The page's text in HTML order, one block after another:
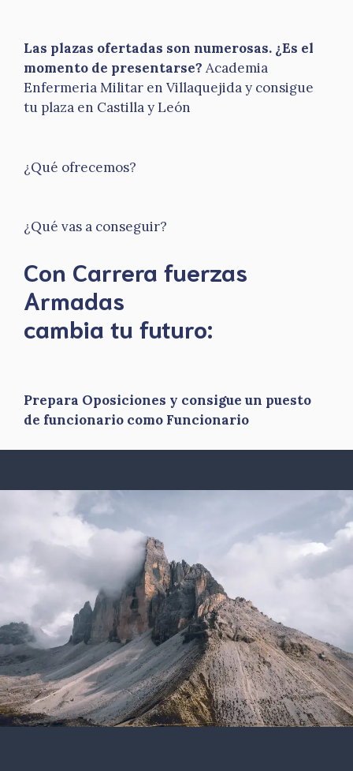
Las plazas ofertadas son numerosas. ¿Es el
momento de presentarse? Academia
Enfermeria Militar en Villaquejida y consigue
tu plaza en Castilla y León
¿Qué ofrecemos?
¿Qué vas a conseguir?
Con Carrera fuerzas
Armadas
​cambia tu futuro:
Prepara Oposiciones y consigue un puesto
de funcionario como Funcionario